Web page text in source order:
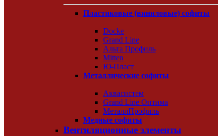
Пластиковые (виниловые) софиты
Docke
Grand Line
Альта Профиль
Mitten
Ю-Пласт
Металлические софиты
Аквасистем
Grand Line Оптима
МеталлПрофиль
Медные софиты
Вентиляционные элементы